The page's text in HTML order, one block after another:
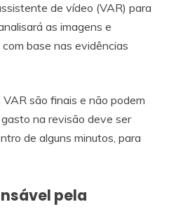
de vídeo (VAR) para
as imagens e
base nas evidências
são finais e não podem
na revisão deve ser
de alguns minutos, para
pela